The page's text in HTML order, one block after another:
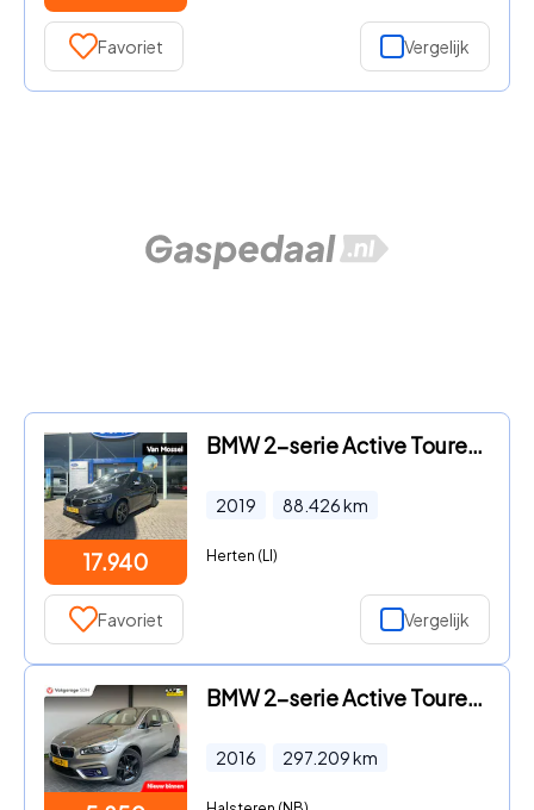
Favoriet Vergelijk
17.940
BMW 2-serie Active Tourer - 218i Executive Edition | Trekhaak | Leder | Camera | Head-up
2019 88.426km
Herten (LI)
Favoriet Vergelijk
BMW 2-serie Active Tourer - 214d Centennial Executive Sport Line|Cognac Leer|Sportstoele
2016 297.209km